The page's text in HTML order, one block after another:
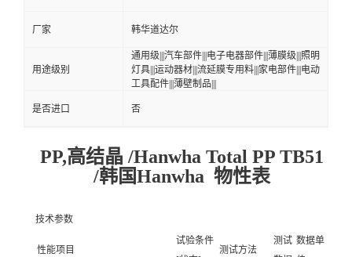
厂家 韩华道达尔
用途级别
通用级|||汽车部件|||电子电器部件|||薄膜级|||照明
灯具|||运动器材|||流延膜专用料|||家电部件|||电动
工具配件|||薄壁制品|||
是否进口 否
PP,高结晶 /Hanwha Total PP TB51
/韩国Hanwha 物性表
技术参数
性能项目
试验条件
测试方法
测试 数据单